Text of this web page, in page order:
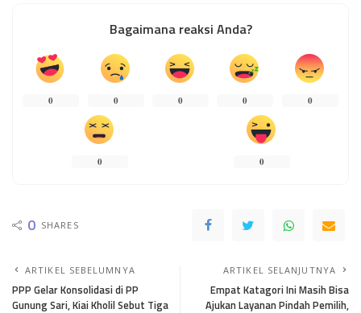
Bagaimana reaksi Anda?
0 0 0 0 0
0 0
0 SHARES
ARTIKEL SEBELUMNYA
PPP Gelar Konsolidasi di PP
Gunung Sari, Kiai Kholil Sebut Tiga
ARTIKEL SELANJUTNYA
Empat Katagori Ini Masih Bisa
Ajukan Layanan Pindah Pemilih,